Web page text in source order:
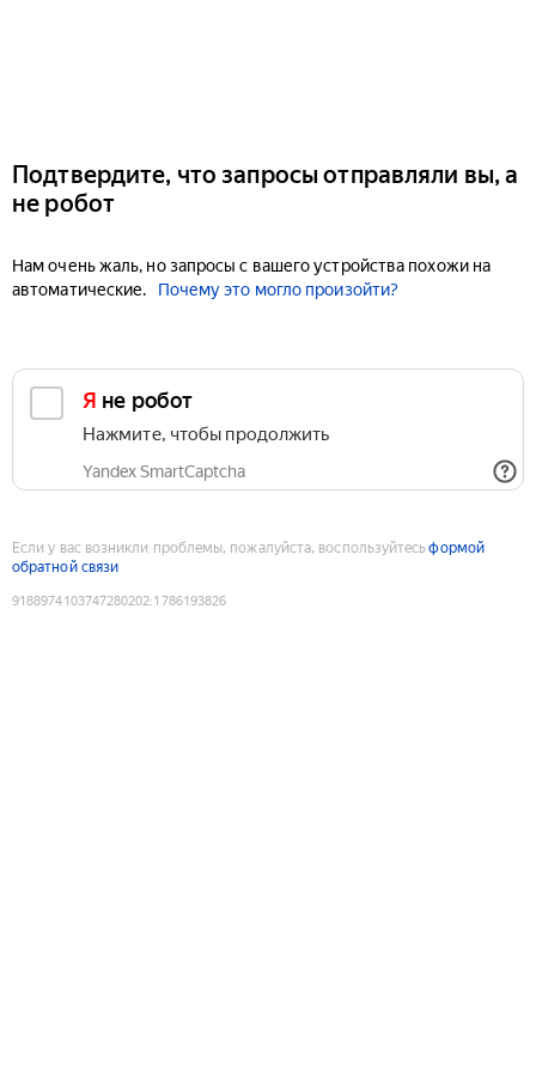
Подтвердите, что запросы отправляли вы, а
не робот
Нам очень жаль, но запросы с вашего устройства похожи на
автоматические.
Почему это могло произойти?
Я не робот
Нажмите, чтобы продолжить
Yandex SmartCaptcha
Если у вас возникли проблемы, пожалуйста, воспользуйтесьформой
обратной связи
9188974103747280202:1786193826